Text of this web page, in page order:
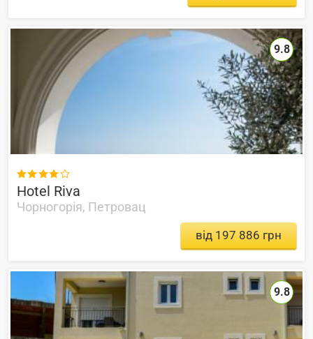

Hotel Riva
Чорногорія, Петровац
9.8
від 197 886 грн
9.8